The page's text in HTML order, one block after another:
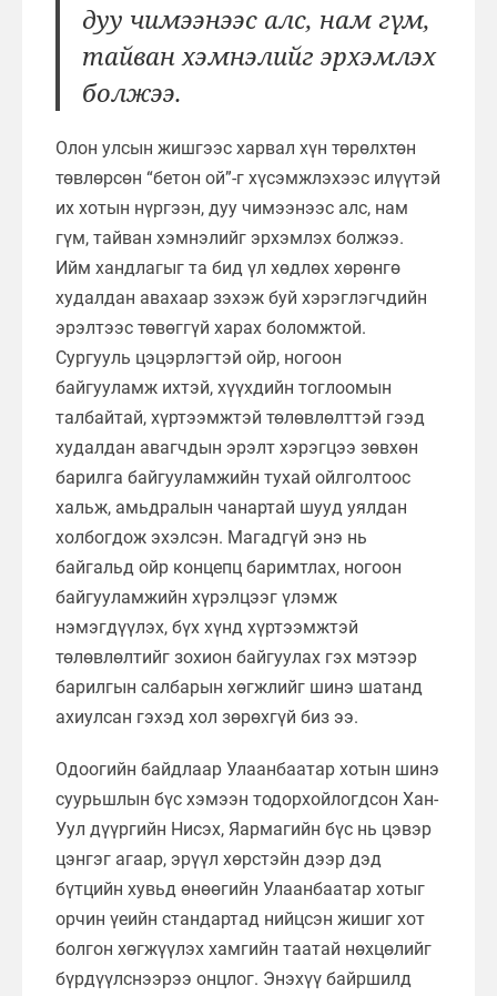
дуу чимээнээс алс, нам гүм,
тайван хэмнэлийг эрхэмлэх
болжээ.
Олон улсын жишгээс харвал хүн төрөлхтөн
төвлөрсөн “бетон ой”-г хүсэмжлэхээс илүүтэй
их хотын нүргээн, дуу чимээнээс алс, нам
гүм, тайван хэмнэлийг эрхэмлэх болжээ.
Ийм хандлагыг та бид үл хөдлөх хөрөнгө
худалдан авахаар зэхэж буй хэрэглэгчдийн
эрэлтээс төвөггүй харах боломжтой.
Сургууль цэцэрлэгтэй ойр, ногоон
байгууламж ихтэй, хүүхдийн тоглоомын
талбайтай, хүртээмжтэй төлөвлөлттэй гээд
худалдан авагчдын эрэлт хэрэгцээ зөвхөн
барилга байгууламжийн тухай ойлголтоос
хальж, амьдралын чанартай шууд уялдан
холбогдож эхэлсэн. Магадгүй энэ нь
байгальд ойр концепц баримтлах, ногоон
байгууламжийн хүрэлцээг үлэмж
нэмэгдүүлэх, бүх хүнд хүртээмжтэй
төлөвлөлтийг зохион байгуулах гэх мэтээр
барилгын салбарын хөгжлийг шинэ шатанд
ахиулсан гэхэд хол зөрөхгүй биз ээ.
Одоогийн байдлаар Улаанбаатар хотын шинэ
суурьшлын бүс хэмээн тодорхойлогдсон Хан-
Уул дүүргийн Нисэх, Яармагийн бүс нь цэвэр
цэнгэг агаар, эрүүл хөрстэйн дээр дэд
бүтцийн хувьд өнөөгийн Улаанбаатар хотыг
орчин үеийн стандартад нийцсэн жишиг хот
болгон хөгжүүлэх хамгийн таатай нөхцөлийг
бүрдүүлснээрээ онцлог. Энэхүү байршилд